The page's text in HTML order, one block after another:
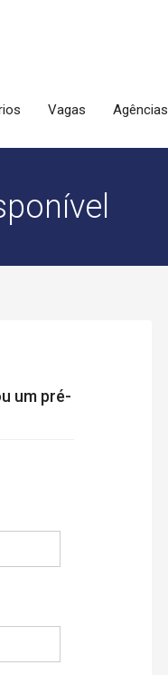
Vagas Agências
um pré-